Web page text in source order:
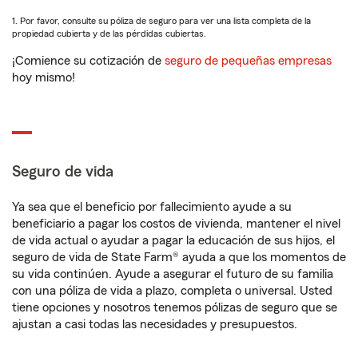
1. Por favor, consulte su póliza de seguro para ver una lista completa de la
propiedad cubierta y de las pérdidas cubiertas.
¡Comience su cotización de seguro de pequeñas empresas
hoy mismo!
Seguro de vida
Ya sea que el beneficio por fallecimiento ayude a su
beneficiario a pagar los costos de vivienda, mantener el nivel
de vida actual o ayudar a pagar la educación de sus hijos, el
seguro de vida de State Farm® ayuda a que los momentos de
su vida continúen. Ayude a asegurar el futuro de su familia
con una póliza de vida a plazo, completa o universal. Usted
tiene opciones y nosotros tenemos pólizas de seguro que se
ajustan a casi todas las necesidades y presupuestos.